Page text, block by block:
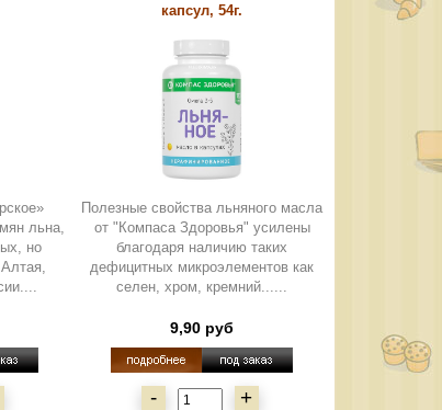
льна,
но
капсул, 54г.
Полезные свойства льняного масла
от "Компаса Здоровья" усилены
благодаря наличию таких
дефицитных микроэлементов как
селен, хром, кремний......
9,90 руб
- +